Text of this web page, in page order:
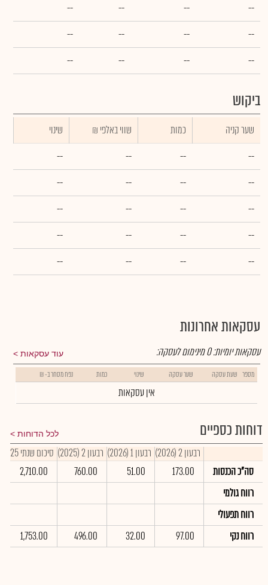
--
--
--
--
--
--
--
--
--
--
--
--
ביקוש
שער קניה כמות ₪ שווי באלפי
שינוי
--
--
--
--
--
--
--
--
--
--
--
--
--
--
--
--
--
--
--
--
עסקאות אחרונות
עוד עסקאות עסקאות יומיות:0מינימום לעסקה:
מספר שעת עסקה שער עסקה שינוי כמות נפח מסחר ב- ₪
אין עסקאות
דוחות כספיים לכל הדוחות
רבעון 2 (2026) רבעון 1 (2026) רבעון 2 (2025)
סיכום שנתי 2025
סה"כ הכנסות
173.00
51.00
760.00
2,710.00
רווח גולמי
רווח תפעולי
רווח נקי
97.00
32.00
496.00
1,753.00